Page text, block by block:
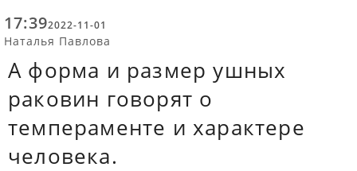
17:392022-11-01
Наталья Павлова
А форма и размер ушных
раковин говорят о
темпераменте и характере
человека.